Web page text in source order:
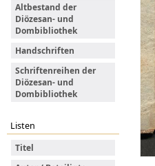
Altbestand der
Diözesan- und
Dombibliothek
Handschriften
Schriftenreihen der
Diözesan- und
Dombibliothek
Listen
Titel